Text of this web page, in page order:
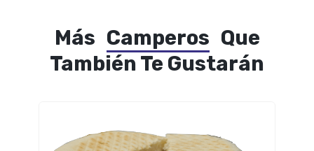
Más Camperos Que
También Te Gustarán